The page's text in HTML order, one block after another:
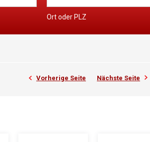
Ort oder PLZ
Vorherige Seite Nächste Seite